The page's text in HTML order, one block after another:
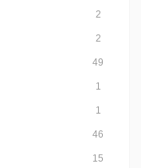
2
2
49
1
1
46
15